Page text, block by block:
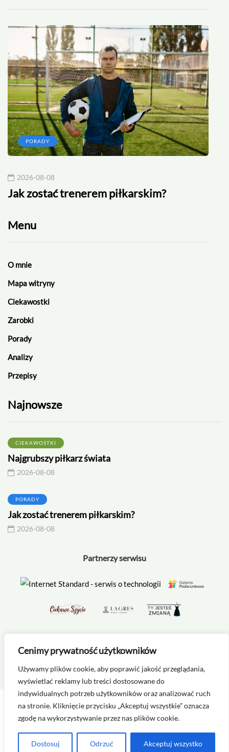
Cenimy prywatność użytkowników
Używamy plików cookie, aby poprawić jakość przeglądania,
wyświetlać reklamy lub treści dostosowane do
indywidualnych potrzeb użytkowników oraz analizować ruch
na stronie. Kliknięcie przycisku „Akceptuj wszystkie” oznacza
zgodę na wykorzystywanie przez nas plików cookie.
Dostosuj Odrzuć Akceptuj wszystko
PORADY
2026-08-08
Jak zostać trenerem piłkarskim?
Menu
O mnie
Mapa witryny
Ciekawostki
Zarobki
Porady
Analizy
Przepisy
Najnowsze
CIEKAWOSTKI
Najgrubszy piłkarz świata
2026-08-08
PORADY
Jak zostać trenerem piłkarskim?
2026-08-08
Partnerzy serwisu
Masz pytanie? Skontaktuj się nakontakt@zozpn.pl